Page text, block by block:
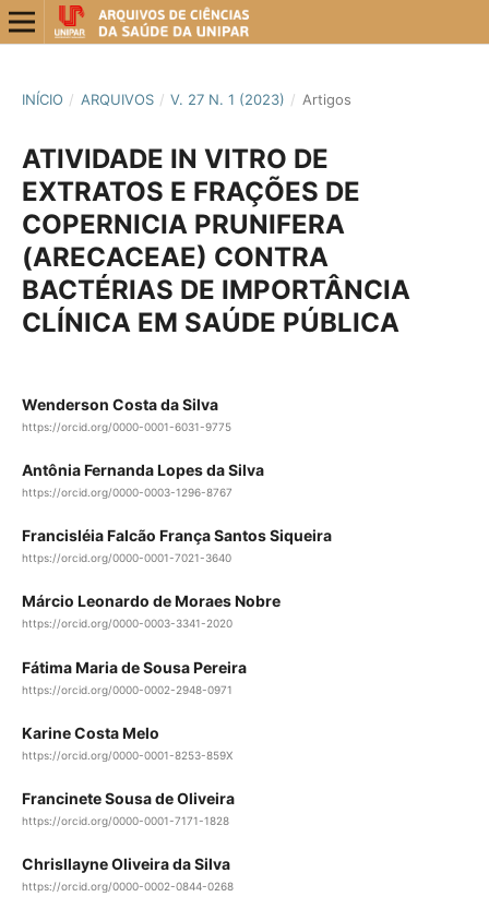
INÍCIO / ARQUIVOS / V. 27 N. 1 (2023) / Artigos
ATIVIDADE IN VITRO DE
EXTRATOS E FRAÇÕES DE
COPERNICIA PRUNIFERA
(ARECACEAE) CONTRA
BACTÉRIAS DE IMPORTÂNCIA
CLÍNICA EM SAÚDE PÚBLICA
Wenderson Costa da Silva
https://orcid.org/0000-0001-6031-9775
Antônia Fernanda Lopes da Silva
https://orcid.org/0000-0003-1296-8767
Francisléia Falcão França Santos Siqueira
https://orcid.org/0000-0001-7021-3640
Márcio Leonardo de Moraes Nobre
https://orcid.org/0000-0003-3341-2020
Fátima Maria de Sousa Pereira
https://orcid.org/0000-0002-2948-0971
Karine Costa Melo
https://orcid.org/0000-0001-8253-859X
Francinete Sousa de Oliveira
https://orcid.org/0000-0001-7171-1828
Chrisllayne Oliveira da Silva
https://orcid.org/0000-0002-0844-0268